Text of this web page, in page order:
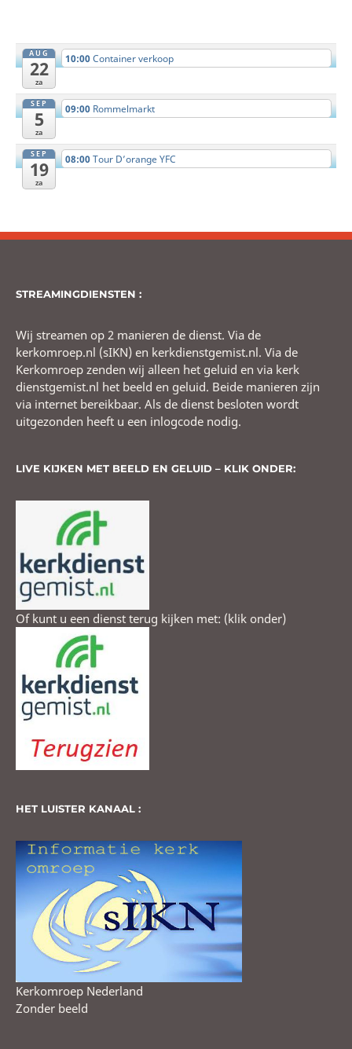
AUG
22
za
10:00Container verkoop
SEP
5
za
09:00 Rommelmarkt
SEP
19
za
08:00Tour D’orange YFC
STREAMINGDIENSTEN :
Wij streamen op 2 manieren de dienst. Via de
kerkomroep.nl (sIKN) en kerkdienstgemist.nl. Via de
Kerkomroep zenden wij alleen het geluid en via kerk
dienstgemist.nl het beeld en geluid. Beide manieren zijn
via internet bereikbaar. Als de dienst besloten wordt
uitgezonden heeft u een inlogcode nodig.
LIVE KIJKEN MET BEELD EN GELUID – KLIK ONDER:
Of kunt u een dienst terug kijken met: (klik onder)
HET LUISTER KANAAL :
Kerkomroep Nederland
Zonder beeld